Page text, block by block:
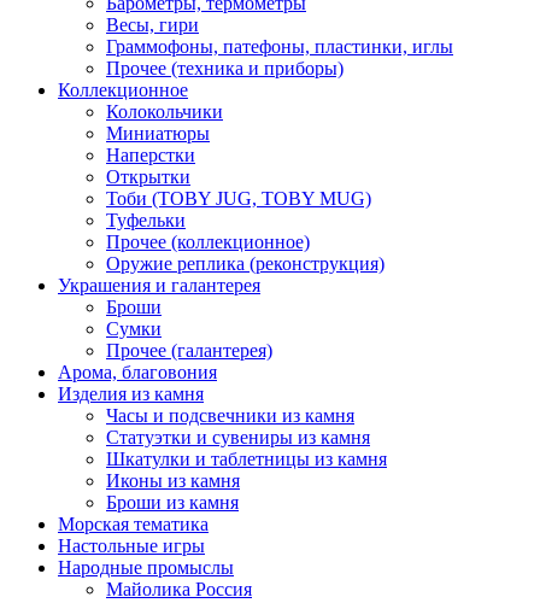
Весы, гири
Граммофоны, патефоны, пластинки, иглы
Прочее (техника и приборы)
Коллекционное
Колокольчики
Миниатюры
Наперстки
Открытки
Тоби (TOBY JUG, TOBY MUG)
Туфельки
Прочее (коллекционное)
Оружие реплика (реконструкция)
Украшения и галантерея
Броши
Сумки
Прочее (галантерея)
Арома, благовония
Изделия из камня
Часы и подсвечники из камня
Статуэтки и сувениры из камня
Шкатулки и таблетницы из камня
Иконы из камня
Броши из камня
Морская тематика
Настольные игры
Народные промыслы
Майолика Россия